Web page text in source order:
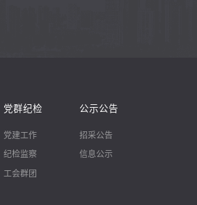
党群纪检
党建工作
纪检监察
工会群团
公示公告
招采公告
信息公示